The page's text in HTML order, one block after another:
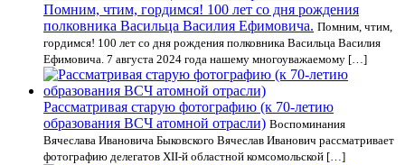
Помним, чтим, гордимся! 100 лет со дня рождения
полковника Васильца Василия Ефимовича. Помним, чтим,
гордимся! 100 лет со дня рождения полковника Васильца Василия
Ефимовича. 7 августа 2024 года нашему многоуважаемому […]
Рассматривая старую фотографию (к 70-летию
образования ВСЧ атомной отрасли) Воспоминания
Вячеслава Ивановича Быковского Вячеслав Иванович рассматривает
фотографию делегатов XII-й областной комсомольской […]